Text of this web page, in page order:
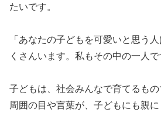
たいです。
「あなたの子どもを可愛いと思う
くさんいます。私もその中の一人で
子どもは、社会みんなで育てるもの
周囲の目や言葉が、子どもにも親